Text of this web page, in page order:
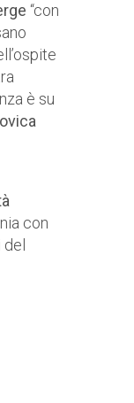
“con
è su
con